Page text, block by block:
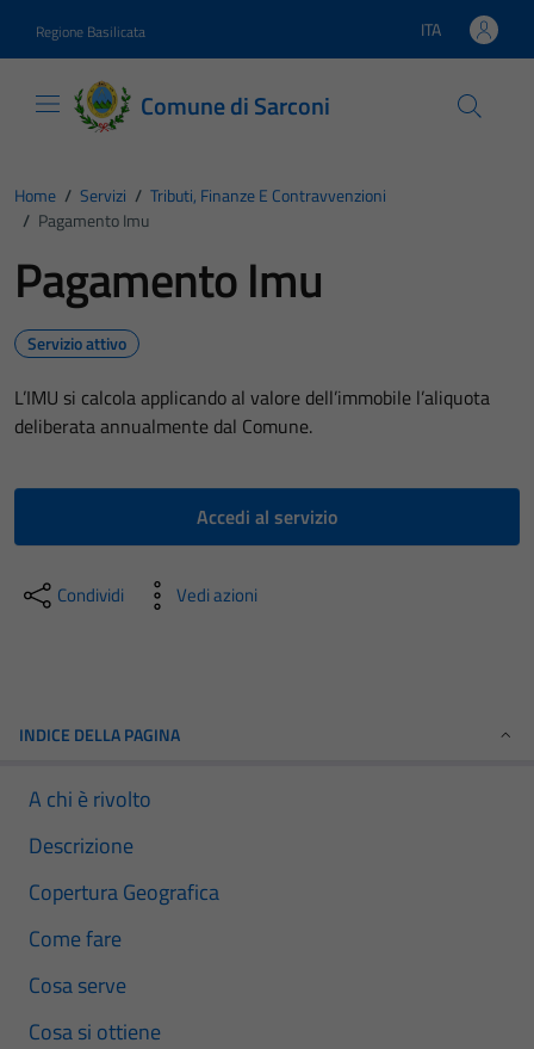
Regione Basilicata Lingua attiva:
ITA
Comune di Sarconi
Home / Servizi / Tributi, Finanze E Contravvenzioni
/ Pagamento Imu
Pagamento Imu
Servizio attivo
L’IMU si calcola applicando al valore dell’immobile l’aliquota
deliberata annualmente dal Comune.
Accedi al servizio
Condividi Vedi azioni
INDICE DELLA PAGINA
A chi è rivolto
Descrizione
Copertura Geografica
Come fare
Cosa serve
Cosa si ottiene